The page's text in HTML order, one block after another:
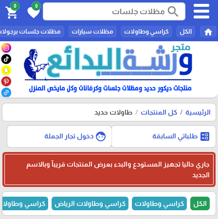
search
0
favorite
0
shopping_cart
home الكل كراسي وطاولات مظلات سيارات مظلات جلسات
الرئيسية كل المنتجات طاولات حديد
ballot طلباتي السابقة face دخول تجار الجملة
جاري حاليا تجهيز المستودع والبدء بعرض المنتجات قريبآ وبالاسم
الجديد
الكل كراسي وطاولات كراسي وطاولات الرياض كراسي